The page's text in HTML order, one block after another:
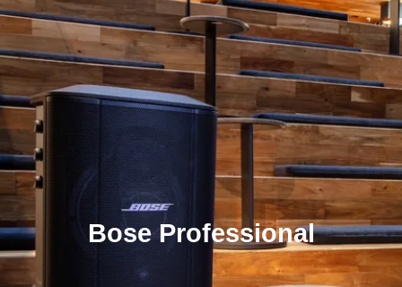
Bose Professional